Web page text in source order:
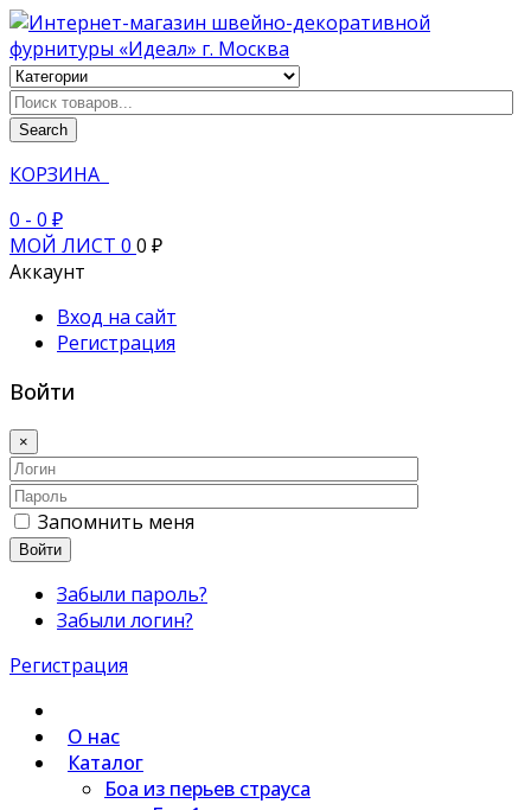
Search
КОРЗИНА
0 - 0 ₽
МОЙ ЛИСТ 0 0 ₽
Аккаунт
Вход на сайт
Регистрация
Войти
×
Запомнить меня
Войти
Забыли пароль?
Забыли логин?
Регистрация
О нас
Каталог
Боа из перьев страуса